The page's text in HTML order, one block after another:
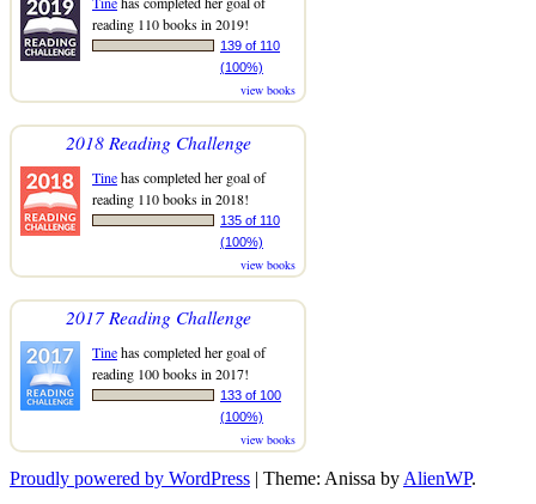
reading 110 books in 2019!
139 of 110
(100%)
view books
2018 Reading Challenge
Tinehas completed her goal of
reading 110 books in 2018!
135 of 110
(100%)
view books
2017 Reading Challenge
Tinehas completed her goal of
reading 100 books in 2017!
133 of 100
(100%)
view books
Proudly powered by WordPress | Theme: Anissa byAlienWP.